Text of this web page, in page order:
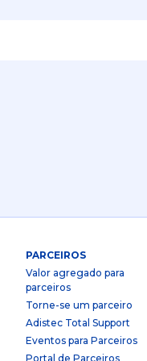
PARCEIROS
Valor agregado para
parceiros
Torne-se um parceiro
Adistec Total Support
Eventos para Parceiros
Portal de Parceiros